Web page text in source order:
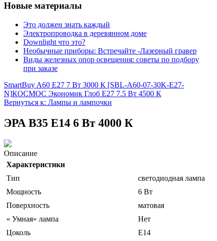
Новые материалы
Это должен знать каждый
Электропроводка в деревянном доме
Downlight что это?
Необычные приборы: Встречайте -Лазерный гравер
Виды железных опор освещения: советы по подбору
при заказе
SmartBuy A60 E27 7 Вт 3000 К [SBL-A60-07-30K-E27-
N]КОСМОС Экономик Глоб Е27 7.5 Вт 4500 К
Вернуться к: Лампы и лампочки
ЭРА B35 E14 6 Вт 4000 К
Описание
Характеристики
Тип
светодиодная лампа
Мощность
6 Вт
Поверхность
матовая
« Умная» лампа
Нет
Цоколь
E14